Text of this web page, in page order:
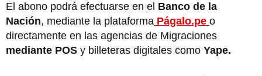
El abono podrá efectuarse en el Banco de la
Nación, mediante la plataforma Págalo.pe o
directamente en las agencias de Migraciones
mediante POS y billeteras digitales como Yape.